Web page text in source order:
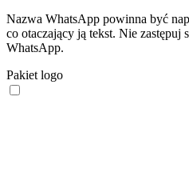
Nazwa WhatsApp powinna być
co otaczający ją tekst. Nie zastępuj
WhatsApp.
Pakiet logo